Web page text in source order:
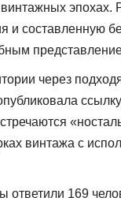
и составленную
через
винтажа с
169